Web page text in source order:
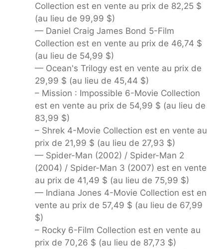
Collection est en vente au prix de 82,25 $
(au lieu de 99,99 $)
— Daniel Craig James Bond 5-Film
Collection est en vente au prix de 46,74 $
(au lieu de 54,99 $)
— Ocean's Trilogy est en vente au prix de
29,99 $ (au lieu de 45,44 $)
– Mission : Impossible 6-Movie Collection
est en vente au prix de 54,99 $ (au lieu de
83,99 $)
– Shrek 4-Movie Collection est en vente au
prix de 21,99 $ (au lieu de 27,93 $)
— Spider-Man (2002) / Spider-Man 2
(2004) / Spider-Man 3 (2007) est en vente
au prix de 41,49 $ (au lieu de 75,99 $)
— Indiana Jones 4-Movie Collection est en
vente au prix de 57,49 $ (au lieu de 67,99
$)
– Rocky 6-Film Collection est en vente au
prix de 70,26 $ (au lieu de 87,73 $)